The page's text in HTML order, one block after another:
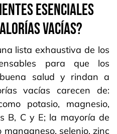
ESENCIALES
VACÍAS?
lista exhaustiva de los
para que los
salud y rindan a
vacías carecen de:
potasio, magnesio,
B, C y E; la mayoría de
manganeso, selenio, zinc